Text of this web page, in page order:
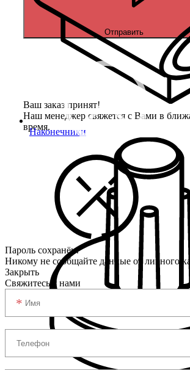
Наконечники
Отправить
Ваш заказ принят!
Наш менеджер свяжется с Вами в
время.
Пароль сохранён.
Никому не сообщайте данные от личного
Закрыть
Свяжитесь с нами